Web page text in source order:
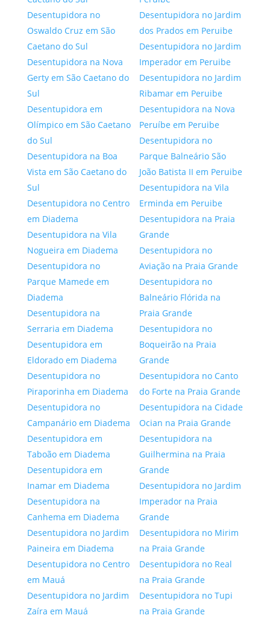
Desentupidora no
Oswaldo Cruz em São
Caetano do Sul
Desentupidora na Nova
Gerty em São Caetano do
Sul
Desentupidora em
Olímpico em São Caetano
do Sul
Desentupidora na Boa
Vista em São Caetano do
Sul
Desentupidora no Centro
em Diadema
Desentupidora na Vila
Nogueira em Diadema
Desentupidora no
Parque Mamede em
Diadema
Desentupidora na
Serraria em Diadema
Desentupidora em
Eldorado em Diadema
Desentupidora no
Piraporinha em Diadema
Desentupidora no
Campanário em Diadema
Desentupidora em
Taboão em Diadema
Desentupidora em
Inamar em Diadema
Desentupidora na
Canhema em Diadema
Desentupidora no Jardim
Paineira em Diadema
Desentupidora no Centro
em Mauá
Desentupidora no Jardim
Zaíra em Mauá
Desentupidora no Jardim
dos Prados em Peruibe
Desentupidora no Jardim
Imperador em Peruibe
Desentupidora no Jardim
Ribamar em Peruibe
Desentupidora na Nova
Peruíbe em Peruibe
Desentupidora no
Parque Balneário São
João Batista II em Peruibe
Desentupidora na Vila
Erminda em Peruibe
Desentupidora na Praia
Grande
Desentupidora no
Aviação na Praia Grande
Desentupidora no
Balneário Flórida na
Praia Grande
Desentupidora no
Boqueirão na Praia
Grande
Desentupidora no Canto
do Forte na Praia Grande
Desentupidora na Cidade
Ocian na Praia Grande
Desentupidora na
Guilhermina na Praia
Grande
Desentupidora no Jardim
Imperador na Praia
Grande
Desentupidora no Mirim
na Praia Grande
Desentupidora no Real
na Praia Grande
Desentupidora no Tupi
na Praia Grande